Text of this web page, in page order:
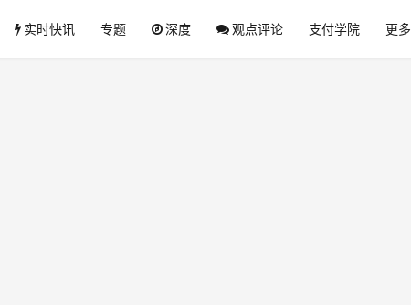
实时快讯 专题 深度 观点评论 支付学院 更多